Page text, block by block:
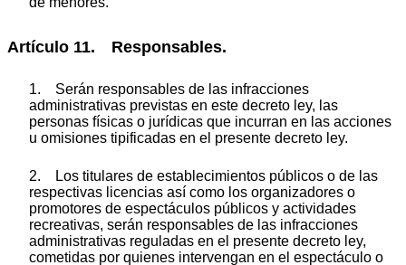
Artículo 11. Responsables.
1. Serán responsables de las infracciones
administrativas previstas en este decreto ley, las
personas físicas o jurídicas que incurran en las acciones
u omisiones tipificadas en el presente decreto ley.
2. Los titulares de establecimientos públicos o de las
respectivas licencias así como los organizadores o
promotores de espectáculos públicos y actividades
recreativas, serán responsables de las infracciones
administrativas reguladas en el presente decreto ley,
cometidas por quienes intervengan en el espectáculo o